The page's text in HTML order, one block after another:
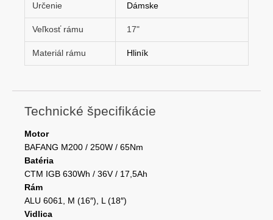
Určenie Dámske
Veľkosť rámu 17"
Materiál rámu Hliník
Technické špecifikácie
Motor
BAFANG M200 / 250W / 65Nm
Batéria
CTM IGB 630Wh / 36V / 17,5Ah
Rám
ALU 6061, M (16″), L (18″)
Vidlica